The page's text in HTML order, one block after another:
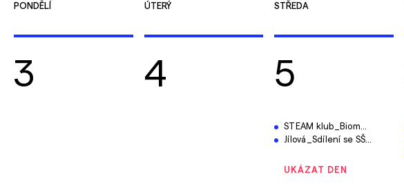
PONDĚLÍ ÚTERÝ STŘEDA
3 4 5
STEAM klub_Biomechanika
Jílová_Sdílení se SŠ (Jílová + Slavkov)
UKÁZAT DEN